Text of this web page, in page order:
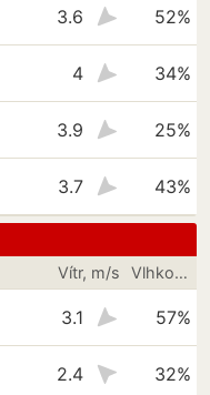
3.6 52%
4 34%
3.9 25%
3.7 43%
Vítr, m/s Vlhkost vzduchu
3.1 57%
2.4 32%